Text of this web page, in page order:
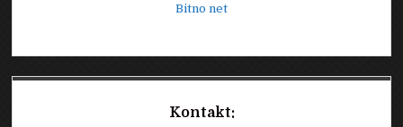
Bitno net
Kontakt: